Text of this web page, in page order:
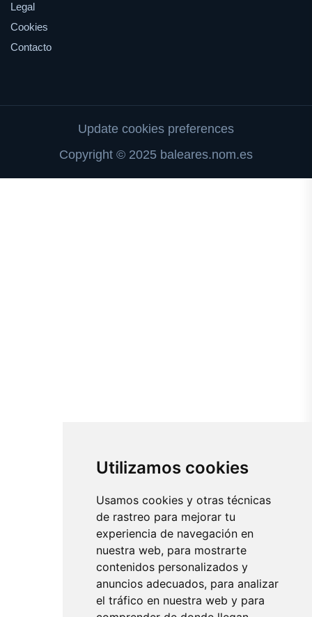
Utilizamos cookies
Usamos cookies y otras técnicas
de rastreo para mejorar tu
experiencia de navegación en
nuestra web, para mostrarte
contenidos personalizados y
anuncios adecuados, para analizar
el tráfico en nuestra web y para
Legal
Cookies
Contacto
Update cookies preferences
Copyright © 2025 baleares.nom.es